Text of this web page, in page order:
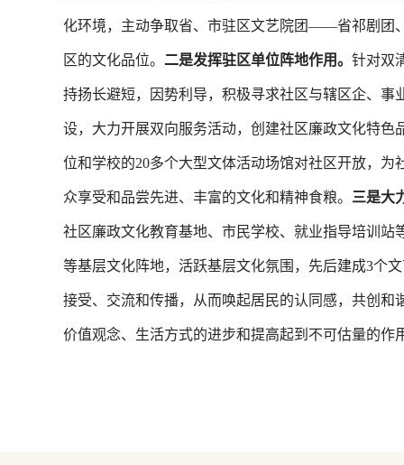
化环境，主动争取省、市驻区文艺院团——省祁剧团
区的文化品位。 二是发挥驻区单位阵地作用。 针对双
持扬长避短，因势利导，积极寻求社区与辖区企、
设，大力开展双向服务活动，创建社区廉政文化特
位和学校的20多个大型文体活动场馆对社区开放，
众享受和品尝先进、丰富的文化和精神食粮。 三是大
社区廉政文化教育基地、市民学校、就业指导培训
等基层文化阵地，活跃基层文化氛围，先后建成3个
接受、交流和传播，从而唤起居民的认同感，共创
价值观念、生活方式的进步和提高起到不可估量的